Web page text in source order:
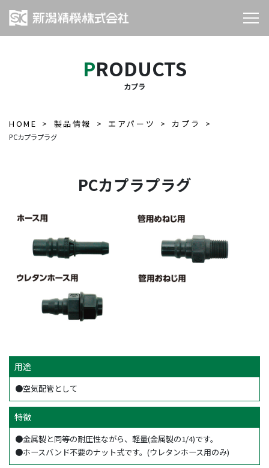
PRODUCTS
カプラ
HOME 製品情報 エアパーツ カプラ
PCカプラプラグ
PCカプラプラグ
用途
●空気配管として
特徴
●金属製と同等の耐圧性ながら、軽量(金属製の1/4)です。
●ホースバンド不要のナット式です。(ウレタンホース用のみ)